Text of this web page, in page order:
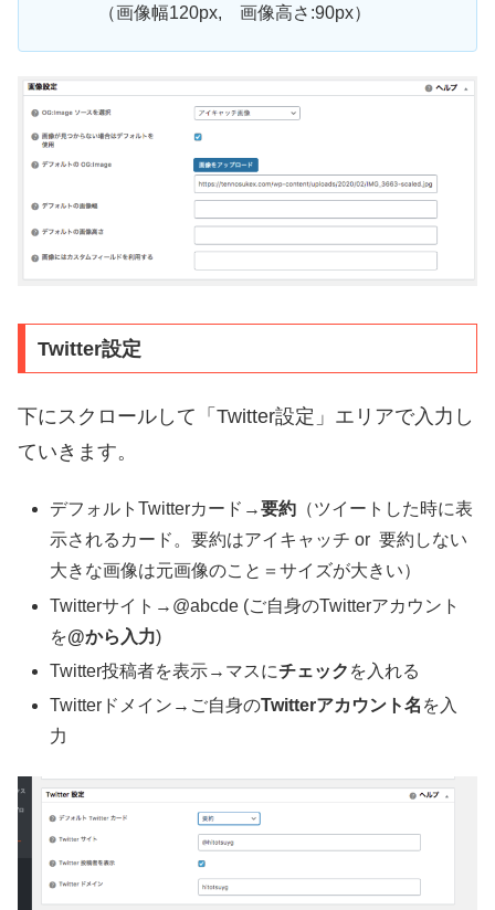
（画像幅120px, 画像高さ:90px）
Twitter設定
下にスクロールして「Twitter設定」エリアで入力し
ていきます。
デフォルトTwitterカード→要約 （ツイートした時に表
示されるカード。要約はアイキャッチ or 要約しない
大きな画像は元画像のこと＝サイズが大きい）
Twitterサイト→@abcde (ご自身のTwitterアカウント
を@から入力)
Twitter投稿者を表示→マスにチェック を入れる
Twitterドメイン→ご自身のTwitterアカウント名 を入
力